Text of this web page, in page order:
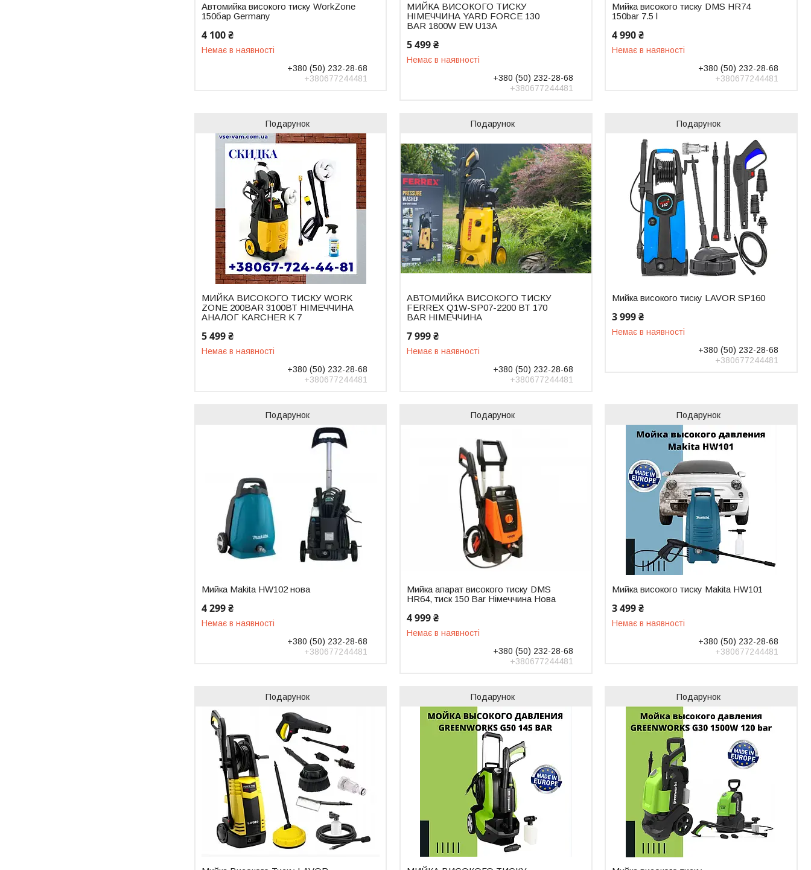
Автомийка високого тиску WorkZone
150бар Germany
4 100 ₴
Немає в наявності
+380 (50) 232-28-68
+380677244481
МИЙКА ВИСОКОГО ТИСКУ
НІМЕЧЧИНА YARD FORCE 130
BAR 1800W EW U13A
5 499 ₴
Немає в наявності
+380 (50) 232-28-68
+380677244481
Мийка високого тиску DMS HR74
150bar 7.5 l
4 990 ₴
Немає в наявності
+380 (50) 232-28-68
+380677244481
Подарунок
МИЙКА ВИСОКОГО ТИСКУ WORK
ZONE 200BAR 3100ВТ НІМЕЧЧИНА
АНАЛОГ KARCHER K 7
5 499 ₴
Немає в наявності
+380 (50) 232-28-68
+380677244481
Подарунок
АВТОМИЙКА ВИСОКОГО ТИСКУ
FERREX Q1W-SP07-2200 ВТ 170
BAR НІМЕЧЧИНА
7 999 ₴
Немає в наявності
+380 (50) 232-28-68
+380677244481
Подарунок
Мийка високого тиску LAVOR SP160
3 999 ₴
Немає в наявності
+380 (50) 232-28-68
+380677244481
Подарунок
Мийка Makita HW102 нова
4 299 ₴
Немає в наявності
+380 (50) 232-28-68
+380677244481
Подарунок
Мийка апарат високого тиску DMS
HR64, тиск 150 Bar Німеччина Нова
4 999 ₴
Немає в наявності
+380 (50) 232-28-68
+380677244481
Подарунок
Мийка високого тиску Makita HW101
3 499 ₴
Немає в наявності
+380 (50) 232-28-68
+380677244481
Подарунок Подарунок Подарунок